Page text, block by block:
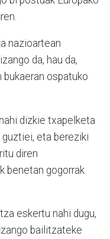
nazioartean
da, hau da,
bukaeran ospatuko
dizkie txapelketa
eta bereziki
diren
benetan gogorrak
eskertu nahi dugu,
bailitzateke